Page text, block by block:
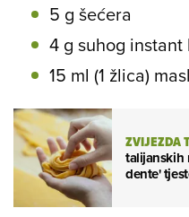
5 g šećera
4 g suhog instant
15 ml (1 žlica)
ZVIJEZDA
talijanskih
dente'